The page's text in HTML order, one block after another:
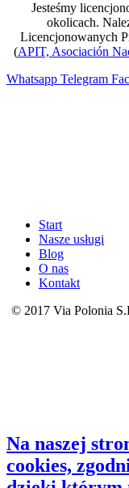
Jesteśmy
okolicach.
Licencjonowanych
(APIT, Asociación
Whatsapp Telegram
Start
Nasze usługi
Blog
O nas
Kontakt
© 2017 Via Polonia
Na naszej
cookies,